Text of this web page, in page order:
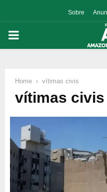
Sobre
PRIMARY
Home vítimas civis
vítimas civis